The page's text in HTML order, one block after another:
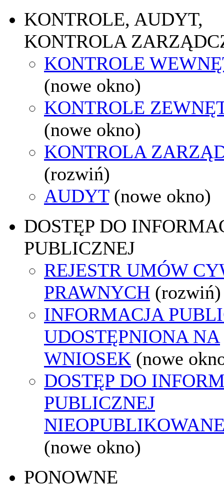
KONTROLE, AUDYT,
KONTROLA
KONTROLE
(nowe okno)
KONTROLE
(nowe okno)
KONTROLA
(rozwiń)
AUDYT (nowe okno)
DOSTĘP DO
PUBLICZNEJ
REJESTR UMÓW
PRAWNYCH (rozwiń)
INFORMACJA
UDOSTĘPNIONA NA
WNIOSEK (nowe
DOSTĘP DO
PUBLICZNEJ
(nowe okno)
PONOWNE